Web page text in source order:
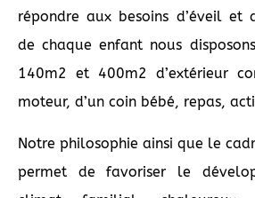
répondre aux besoins d’éveil et
de chaque enfant nous
140m2 et 400m2 d’extérieur
moteur, d’un coin bébé, repas,
Notre philosophie ainsi que le
permet de favoriser le